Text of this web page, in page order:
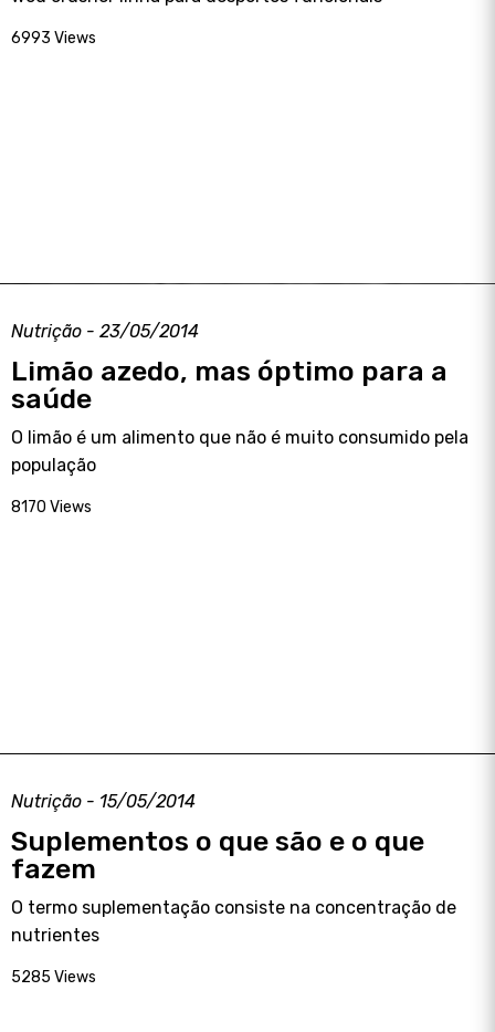
6993 Views
Nutrição - 23/05/2014
Limão azedo, mas óptimo para a
saúde
O limão é um alimento que não é muito consumido pela
população
8170 Views
Nutrição - 15/05/2014
Suplementos o que são e o que
fazem
O termo suplementação consiste na concentração de
nutrientes
5285 Views